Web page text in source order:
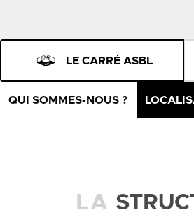
LE CARRÉ ASBL
QUI SOMMES-NOUS ?
LA